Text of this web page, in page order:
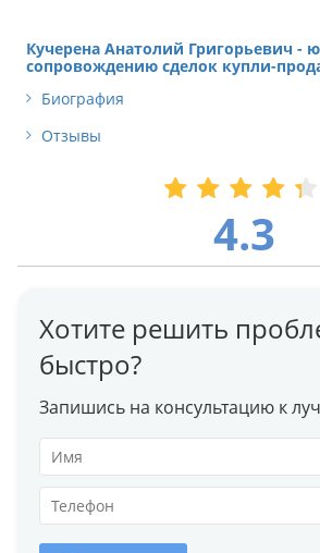
Кучерена Анатолий Григорьевич -
сопровождению сделок купли-
Биография
Отзывы
4.3
Хотите решить
быстро?
Запишись на консультацию к